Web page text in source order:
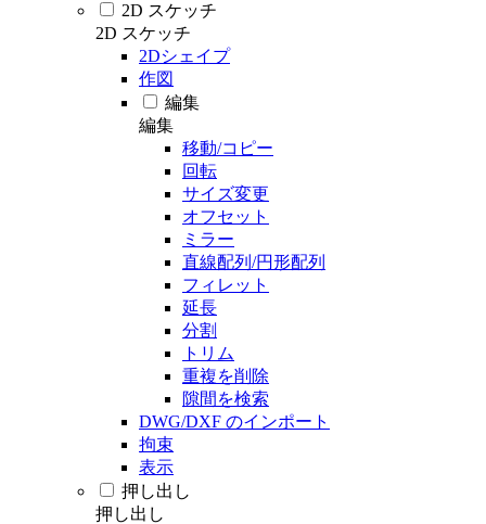
2D スケッチ
2D スケッチ
2Dシェイプ
作図
編集
編集
移動/コピー
回転
サイズ変更
オフセット
ミラー
直線配列/円形配列
フィレット
延長
分割
トリム
重複を削除
隙間を検索
DWG/DXF のインポート
拘束
表示
押し出し
押し出し